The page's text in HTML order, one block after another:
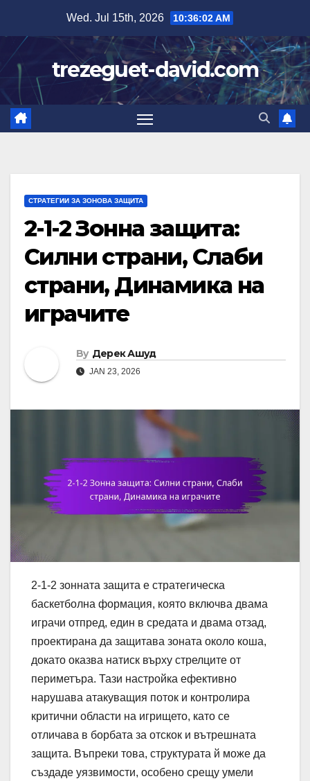
content
Wed. Jul 15th, 2026 10:36:03 AM
trezeguet-david.com
СТРАТЕГИИ ЗА ЗОНОВА ЗАЩИТА
2-1-2 Зонна защита:
Силни страни, Слаби
страни, Динамика на
играчите
By Дерек Ашуд
JAN 23, 2026
2-1-2 зонната защита е стратегическа
баскетболна формация, която включва двама
играчи отпред, един в средата и двама отзад,
проектирана да защитава зоната около коша,
докато оказва натиск върху стрелците от
периметъра. Тази настройка ефективно
нарушава атакуващия поток и контролира
критични области на игрището, като се
отличава в борбата за отскок и вътрешната
защита. Въпреки това, структурата й може да
създаде уязвимости, особено срещу умели